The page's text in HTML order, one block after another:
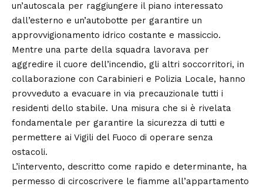
un’autoscala per raggiungere il piano interessato
dall’esterno e un’autobotte per garantire un
approvvigionamento idrico costante e massiccio.
Mentre una parte della squadra lavorava per
aggredire il cuore dell’incendio, gli altri soccorritori, in
collaborazione con Carabinieri e Polizia Locale, hanno
provveduto a evacuare in via precauzionale tutti i
residenti dello stabile. Una misura che si è rivelata
fondamentale per garantire la sicurezza di tutti e
permettere ai Vigili del Fuoco di operare senza
ostacoli.
L’intervento, descritto come rapido e determinante, ha
permesso di circoscrivere le fiamme all’appartamento